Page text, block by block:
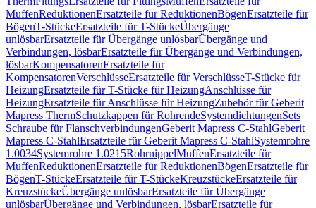
MuffenReduktionenErsatzteile für ReduktionenBögenErsatzteile für
BögenT-StückeErsatzteile für T-StückeÜbergänge
unlösbarErsatzteile für Übergänge unlösbarÜbergänge und
Verbindungen, lösbarErsatzteile für Übergänge und Verbindungen,
lösbarKompensatorenErsatzteile für
KompensatorenVerschlüsseErsatzteile für VerschlüsseT-Stücke für
HeizungErsatzteile für T-Stücke für HeizungAnschlüsse für
HeizungErsatzteile für Anschlüsse für HeizungZubehör für Geberit
Mapress ThermSchutzkappen für RohrendeSystemdichtungenSets
Schraube für FlanschverbindungenGeberit Mapress C-StahlGeberit
Mapress C-StahlErsatzteile für Geberit Mapress C-StahlSystemrohre
1.0034Systemrohre 1.0215RohrnippelMuffenErsatzteile für
MuffenReduktionenErsatzteile für ReduktionenBögenErsatzteile für
BögenT-StückeErsatzteile für T-StückeKreuzstückeErsatzteile für
KreuzstückeÜbergänge unlösbarErsatzteile für Übergänge
unlösbarÜbergänge und Verbindungen, lösbarErsatzteile für